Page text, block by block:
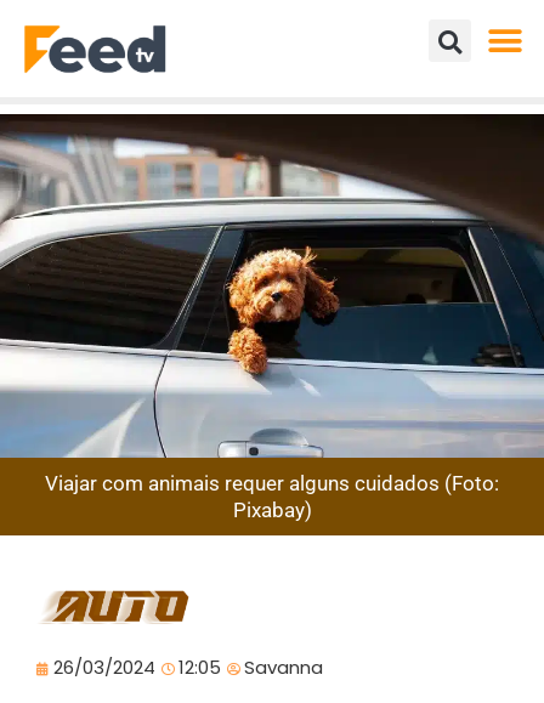
Viajar com animais requer alguns cuidados (Foto:
Pixabay)
26/03/2024 12:05 Savanna